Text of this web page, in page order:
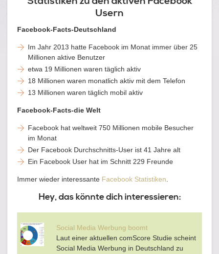
Usern
Facebook-Facts-Deutschland
Im Jahr 2013 hatte Facebook im Monat immer über 25
Millionen aktive Benutzer
etwa 19 Millionen waren täglich aktiv
18 Millionen waren monatlich aktiv mit dem Telefon
13 Millionen waren täglich mobil aktiv
Facebook-Facts-die Welt
Facebook hat weltweit 750 Millionen mobile Besucher
im Monat
Der Facebook Durchschnitts-User ist 41 Jahre alt
Ein Facebook User hat im Schnitt 229 Freunde
Immer wieder interessante Facebook Statistiken.
Hey, das könnte dich interessieren:
Social Media Werbung boomt
Laut einer aktuellen comScore Studie scheint
Social Media Werbung in Deutschland zu